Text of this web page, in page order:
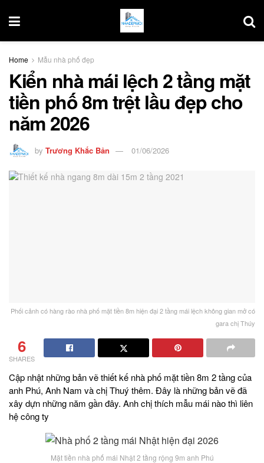
Home Mẫu nhà phố đẹp
Kiển nhà mái lệch 2 tầng mặt
tiền phố 8m trệt lầu đẹp cho
năm 2026
by Trương Khắc Bản 01/06/2026
Phối cảnh có hàng rào nhà phố mặt tiền 8m hiện đại 2 tầng mái lệch không gian mở có
gara chị Thúy
6
SHARES
Cập nhật những bản vẽ thiết kế nhà phố mặt tiền 8m 2 tầng của
anh Phú, Anh Nam và chị Thuý thêm. Đây là những bản vẽ đã
xây dựn những năm gần đây. Anh chị thích mẫu mái nào thì liên
hệ công ty
Mặt tiền nhà phố mái Nhật 2 tầng rộng 9m anh Phú